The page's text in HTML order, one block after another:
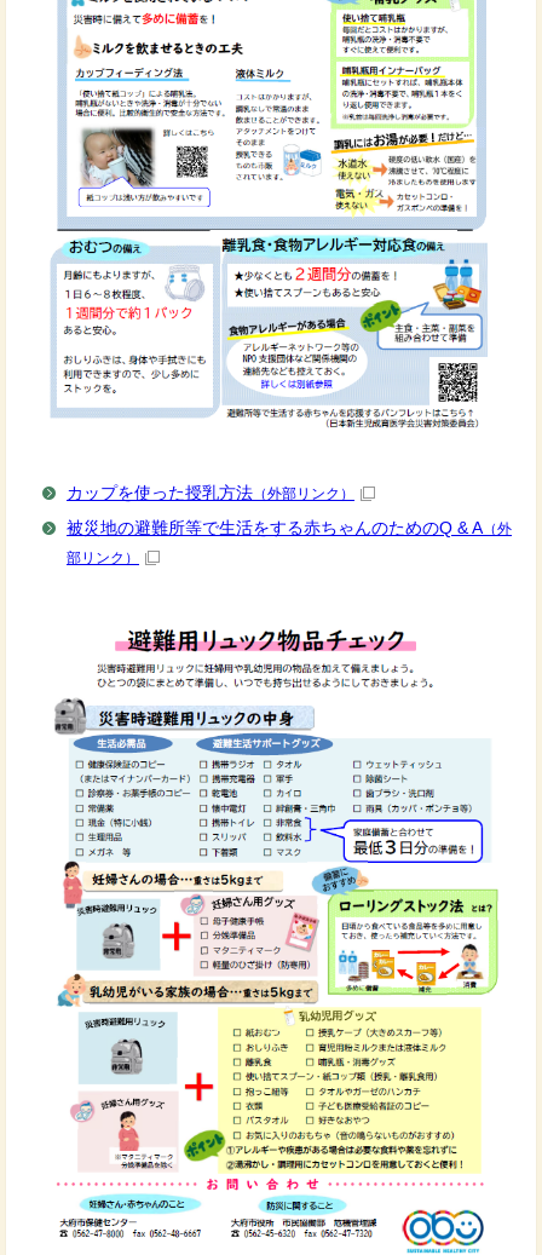
カップを使った授乳方法 （外部リンク）
被災地の避難所等で生活をする赤ちゃんのためのQ & A （外
部リンク）